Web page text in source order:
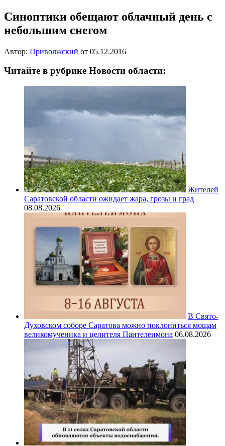
Синоптики обещают облачный день с
небольшим снегом
Автор: Приволжский от 05.12.2016
Читайте в рубрике Новости области:
Жителей
Саратовской области ожидает жара, грозы и град
08.08.2026
В Свято-
Духовском соборе Саратова можно поклониться мощам
великомученика и целителя Пантелеимона 06.08.2026